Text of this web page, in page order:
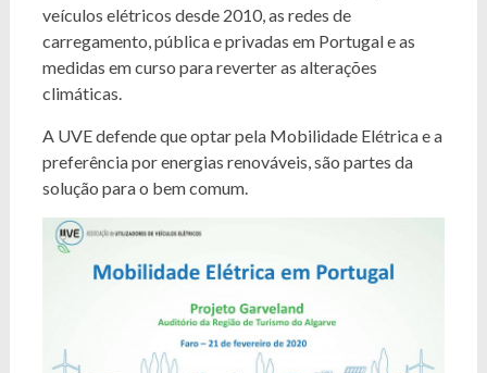
veículos elétricos desde 2010, as redes de
carregamento, pública e privadas em Portugal e as
medidas em curso para reverter as alterações
climáticas.
A UVE defende que optar pela Mobilidade Elétrica e a
preferência por energias renováveis, são partes da
solução para o bem comum.